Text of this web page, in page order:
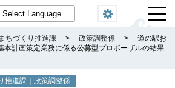
閲覧機能
まちづくり推進課 > 政策調整係 >
道の駅お
本計画策定業務に係る公募型プロポーザルの結果
推進課 ｜政策調整係